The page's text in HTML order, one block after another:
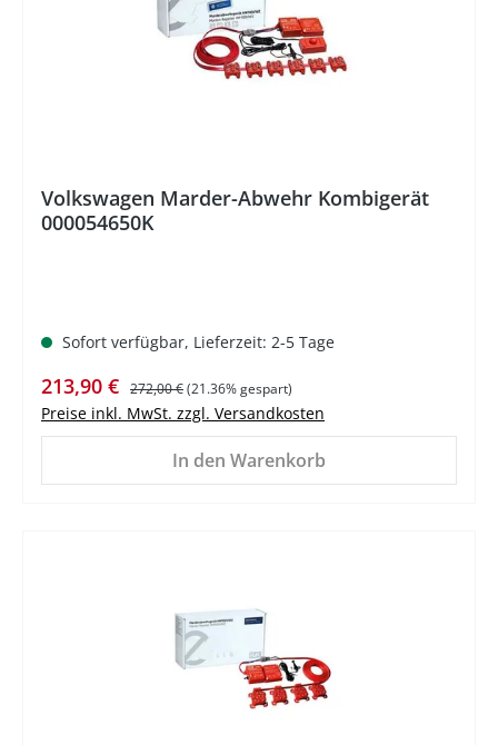
Volkswagen Marder-Abwehr Kombigerät
000054650K
Sofort verfügbar, Lieferzeit: 2-5 Tage
Verkaufspreis:
213,90 € Regulärer Preis:
272,00 €(21.36% gespart)
Preise inkl. MwSt. zzgl. Versandkosten
In den Warenkorb